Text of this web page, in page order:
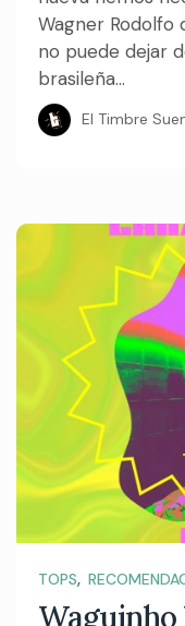
Wagner Rodolfo
no puede dejar
brasileña...
El Timbre
TOPS,
Waguinho